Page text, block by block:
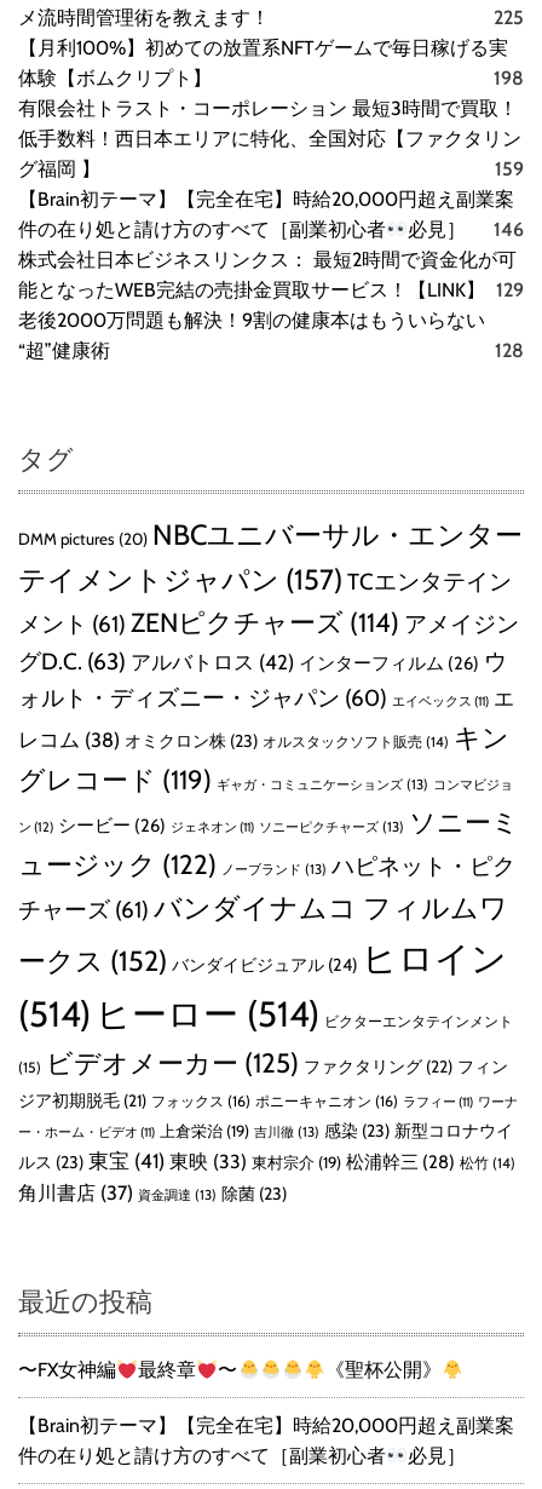
メ流時間管理術を教えます！
225
【月利100%】初めての放置系NFTゲームで毎日稼げる実
体験【ボムクリプト】
198
有限会社トラスト・コーポレーション 最短3時間で買取！
低手数料！西日本エリアに特化、全国対応【ファクタリン
グ福岡 】
159
【Brain初テーマ】【完全在宅】時給20,000円超え副業案
件の在り処と請け方のすべて［副業初心者
必見］
146
株式会社日本ビジネスリンクス： 最短2時間で資金化が可
能となったWEB完結の売掛金買取サービス！【LINK】
129
老後2000万問題も解決！9割の健康本はもういらない
“超”健康術
128
タグ
DMM pictures (20) NBCユニバーサル・エンター
テイメントジャパン (157) TCエンタテイン
メント (61) ZENピクチャーズ (114) アメイジン
グD.C. (63) アルバトロス (42) インターフィルム (26) ウ
ォルト・ディズニー・ジャパン (60) エイベックス (11) エ
レコム (38) オミクロン株 (23) オルスタックソフト販売 (14) キン
グレコード (119) ギャガ・コミュニケーションズ (13) コンマビジョ
ン (12) シービー (26) ジェネオン (11) ソニーピクチャーズ (13) ソニーミ
ュージック (122) ノーブランド (13) ハピネット・ピク
チャーズ (61) バンダイナムコ フィルムワ
ークス (152) バンダイビジュアル (24) ヒロイン
(514) ヒーロー (514) ビクターエンタテインメント
(15) ビデオメーカー (125) ファクタリング (22) フィン
ジア初期脱毛 (21) フォックス (16) ポニーキャニオン (16) ラフィー (11) ワーナ
ー・ホーム・ビデオ (11) 上倉栄治 (19) 吉川徹 (13) 感染 (23) 新型コロナウイ
ルス (23) 東宝 (41) 東映 (33) 東村宗介 (19) 松浦幹三 (28) 松竹 (14)
角川書店 (37) 資金調達 (13) 除菌 (23)
最近の投稿
〜FX女神編 最終章 〜 《聖杯公開》
【Brain初テーマ】【完全在宅】時給20,000円超え副業案
件の在り処と請け方のすべて［副業初心者
必見］